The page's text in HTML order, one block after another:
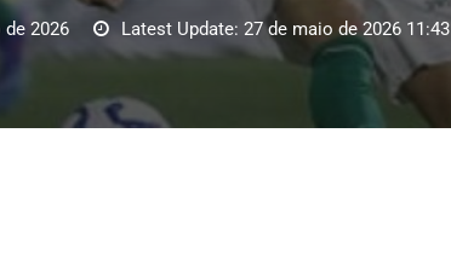
2026 Latest Update: 27 de maio de 2026 11:43